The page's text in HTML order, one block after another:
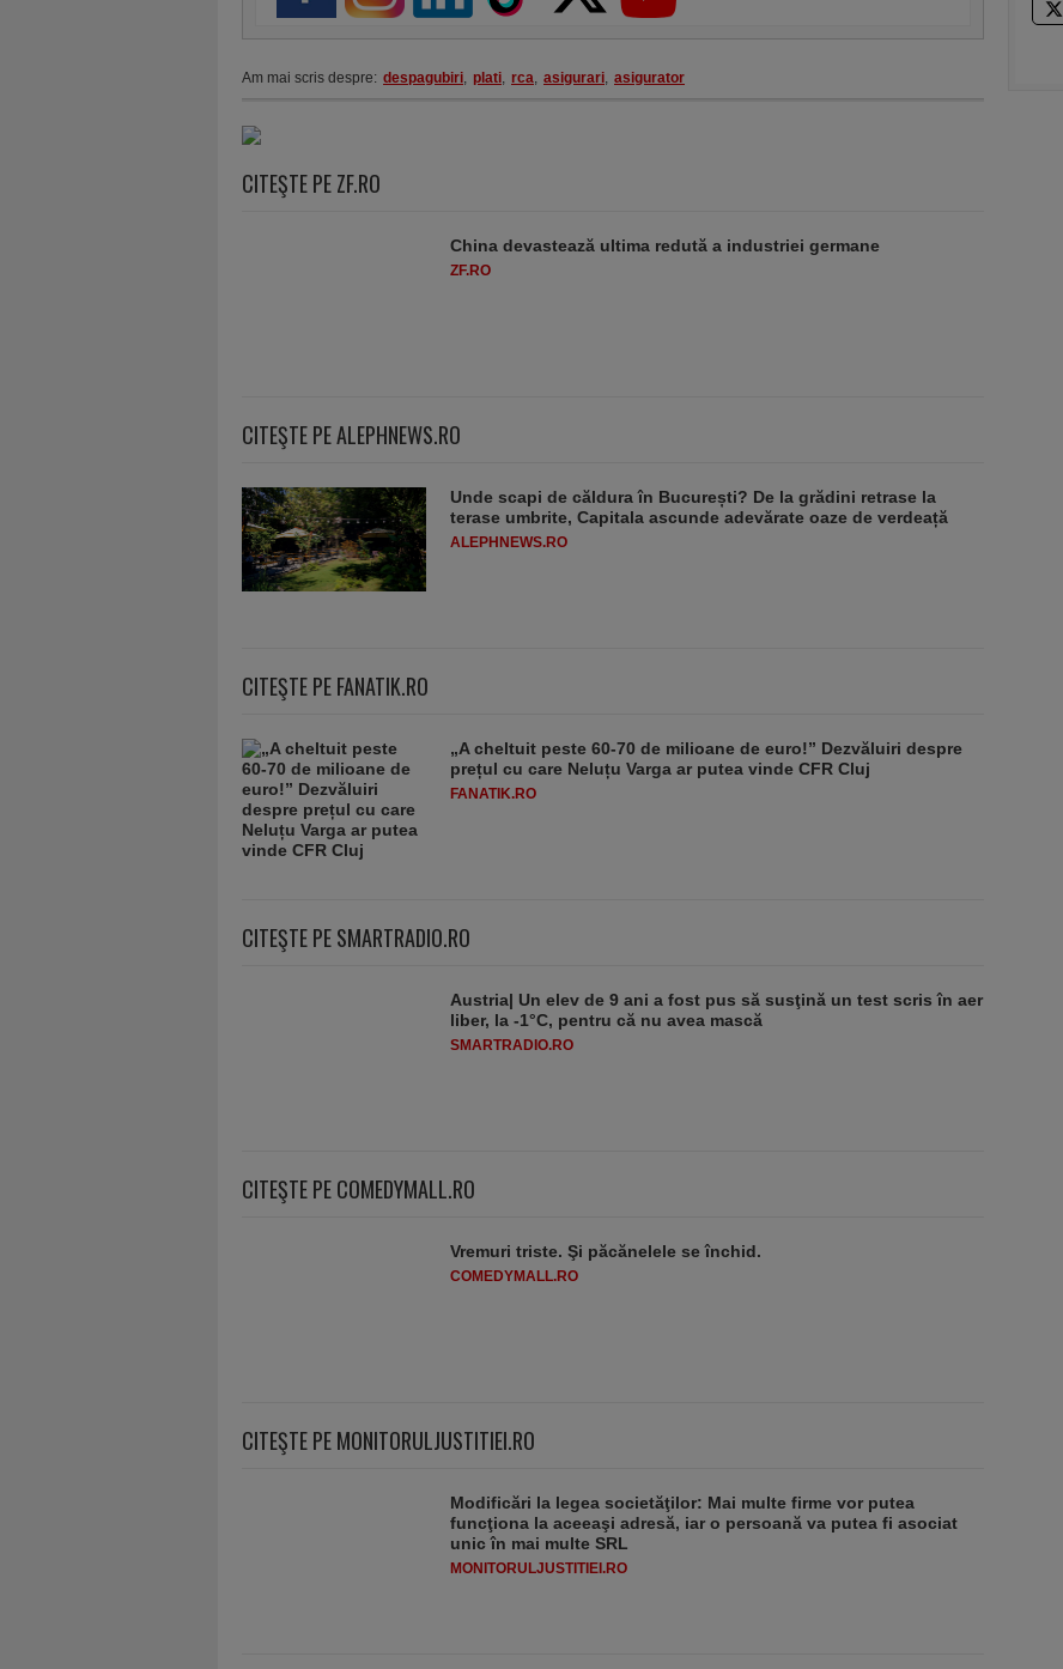
Am mai scris despre: despagubiri, plati, rca, asigurari, asigurator
CITEŞTE PE ZF.RO
China devastează ultima redută a industriei germane
ZF.RO
CITEŞTE PE ALEPHNEWS.RO
Unde scapi de căldura în București? De la grădini retrase la
terase umbrite, Capitala ascunde adevărate oaze de verdeață
ALEPHNEWS.RO
CITEŞTE PE FANATIK.RO
„A cheltuit peste 60-70 de milioane de euro!” Dezvăluiri despre
prețul cu care Neluțu Varga ar putea vinde CFR Cluj
FANATIK.RO
CITEŞTE PE SMARTRADIO.RO
Austria| Un elev de 9 ani a fost pus să susţină un test scris în aer
liber, la -1°C, pentru că nu avea mască
SMARTRADIO.RO
CITEŞTE PE COMEDYMALL.RO
Vremuri triste. Şi păcănelele se închid.
COMEDYMALL.RO
CITEŞTE PE MONITORULJUSTITIEI.RO
Modificări la legea societăţilor: Mai multe firme vor putea
funcţiona la aceeaşi adresă, iar o persoană va putea fi asociat
unic în mai multe SRL
MONITORULJUSTITIEI.RO